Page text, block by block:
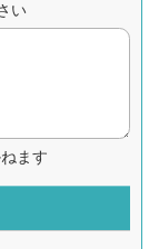
い
ます